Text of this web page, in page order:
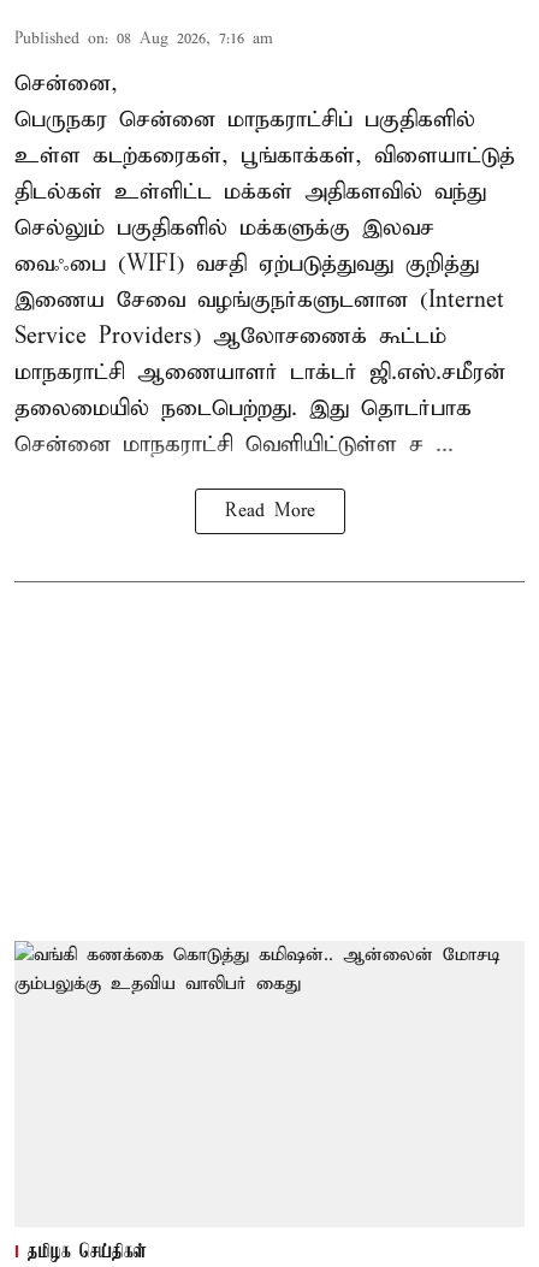
Published on: 08 Aug 2026, 7:16 am
சென்னை,
பெருநகர சென்னை மாநகராட்சிப் பகுதிகளில்
உள்ள கடற்கரைகள், பூங்காக்கள், விளையாட்டுத்
திடல்கள் உள்ளிட்ட மக்கள் அதிகளவில் வந்து
செல்லும் பகுதிகளில் மக்களுக்கு இலவச
வைஃபை (WIFI) வசதி ஏற்படுத்துவது குறித்து
இணைய சேவை வழங்குநர்களுடனான (Internet
Service Providers) ஆலோசணைக் கூட்டம்
மாநகராட்சி ஆணையாளர் டாக்டர் ஜி.எஸ்.சமீரன்
தலைமையில் நடைபெற்றது. இது தொடர்பாக
சென்னை மாநகராட்சி வெளியிட்டுள்ள ச ...
Read More
தமிழக செய்திகள்